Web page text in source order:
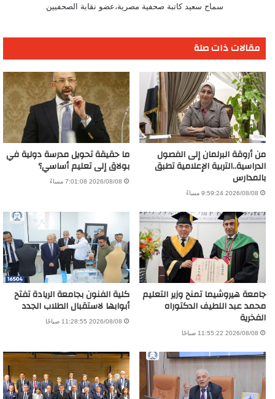
سماح سعيد كاتبة صحفية مصرية،عضو نقابة الصحفيين
مقالات ذات صلة
من أروقة البرلمان إلى الفصول
الدراسية..التربية الإعلامية تطبق
بالمدارس
2026/08/08 9:59:24 مساءً
ما حقيقة تحويل مدرسة دولية في
بولاق إلى تعليم أساسي؟
2026/08/08 7:01:08 مساءً
جامعة هيروشيما تمنح وزير التعليم
محمد عبد اللطيف الدكتوراه
الفخرية
2026/08/08 11:55:22 صباحًا
كلية الفنون بجامعة الريادة تفتح
أبوابها لاستقبال الطلاب الجدد
2026/08/08 11:28:55 صباحًا